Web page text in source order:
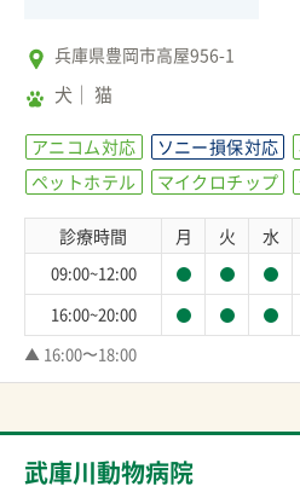
兵庫県豊岡市高屋956-1
犬 猫
アニコム対応 ソニー損保対応
ペットホテル
マイクロチップ
診療時間 月 火 水
09:00~12:00
16:00~20:00
▲ 16:00〜18:00
武庫川動物病院